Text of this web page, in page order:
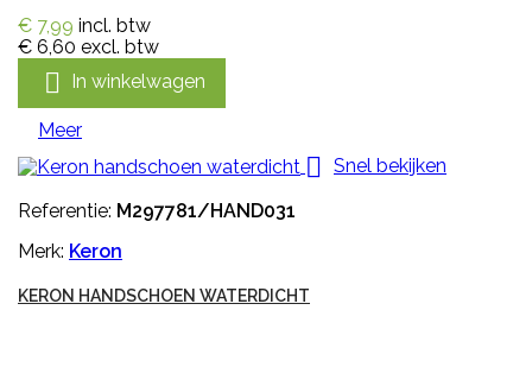
€ 7,99 incl. btw
€ 6,60 excl. btw
 In winkelwagen
Meer
 Snel bekijken
Referentie: M297781/HAND031
Merk: Keron
KERON HANDSCHOEN WATERDICHT